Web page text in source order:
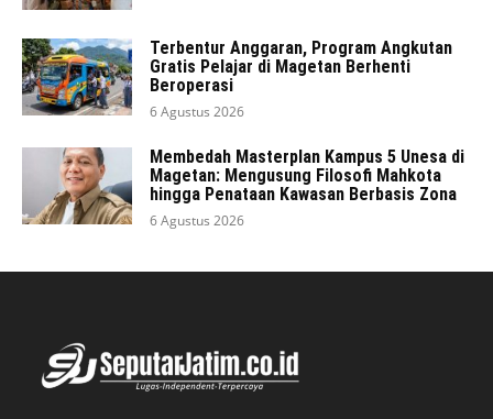
Terbentur Anggaran, Program Angkutan
Gratis Pelajar di Magetan Berhenti
Beroperasi
6 Agustus 2026
Membedah Masterplan Kampus 5 Unesa di
Magetan: Mengusung Filosofi Mahkota
hingga Penataan Kawasan Berbasis Zona
6 Agustus 2026